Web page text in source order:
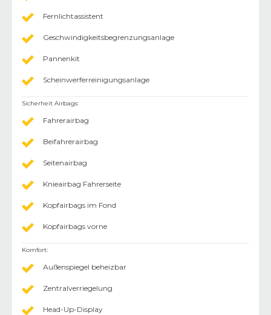
Fernlichtassistent
Geschwindigkeitsbegrenzungsanlage
Pannenkit
Scheinwerferreinigungsanlage
Sicherheit Airbags:
Fahrerairbag
Beifahrerairbag
Seitenairbag
Knieairbag Fahrerseite
Kopfairbags im Fond
Kopfairbags vorne
Komfort:
Außenspiegel beheizbar
Zentralverriegelung
Head-Up-Display